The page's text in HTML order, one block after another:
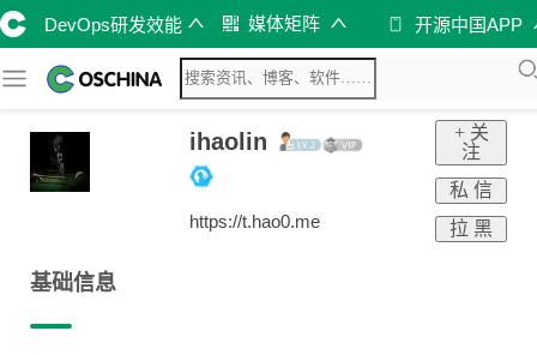
DevOps研发效能 媒体矩阵 开源中国APP
ihaolin
https://t.hao0.me
+ 关
注
私 信
拉 黑
基础信息